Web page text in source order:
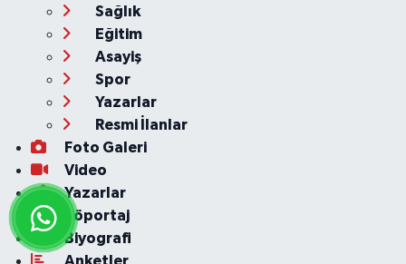
Sağlık
Eğitim
Asayiş
Spor
Yazarlar
Resmi İlanlar
Foto Galeri
Video
Yazarlar
Röportaj
Biyografi
Anketler